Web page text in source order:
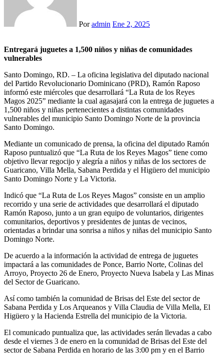
Poradmin Ene 2, 2025
Entregará juguetes a 1,500 niños y niñas de comunidades
vulnerables
Santo Domingo, RD. – La oficina legislativa del diputado nacional
del Partido Revolucionario Dominicano (PRD), Ramón Raposo
informó este miércoles que desarrollará “La Ruta de los Reyes
Magos 2025” mediante la cual agasajará con la entrega de juguetes a
1,500 niños y niñas pertenecientes a distintas comunidades
vulnerables del municipio Santo Domingo Norte de la provincia
Santo Domingo.
Mediante un comunicado de prensa, la oficina del diputado Ramón
Raposo puntualizó que “La Ruta de los Reyes Magos” tiene como
objetivo llevar regocijo y alegría a niños y niñas de los sectores de
Guaricano, Villa Mella, Sabana Perdida y el Higüero del municipio
Santo Domingo Norte y La Victoria.
Indicó que “La Ruta de Los Reyes Magos” consiste en un amplio
recorrido y una serie de actividades que desarrollará el diputado
Ramón Raposo, junto a un gran equipo de voluntarios, dirigentes
comunitarios, deportivos y presidentes de juntas de vecinos,
orientadas a brindar una sonrisa a niños y niñas del municipio Santo
Domingo Norte.
De acuerdo a la información la actividad de entrega de juguetes
impactará a las comunidades de Ponce, Barrio Norte, Colinas del
Arroyo, Proyecto 26 de Enero, Proyecto Nueva Isabela y Las Minas
del Sector de Guaricano.
Así como también la comunidad de Brisas del Este del sector de
Sabana Perdida y Los Arqueanos y Villa Claudia de Villa Mella, El
Higüero y la Hacienda Estrella del municipio de la Victoria.
El comunicado puntualiza que, las actividades serán llevadas a cabo
desde el viernes 3 de enero en la comunidad de Brisas del Este del
sector de Sabana Perdida en horario de las 3:00 pm y en el Barrio